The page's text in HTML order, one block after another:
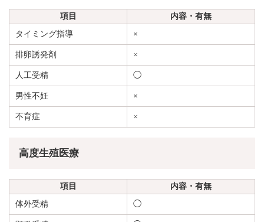
項目
内容・有無
タイミング指導
×
排卵誘発剤 ×
人工受精 ◯
男性不妊 ×
不育症 ×
高度生殖医療
項目
内容・有無
体外受精
◯